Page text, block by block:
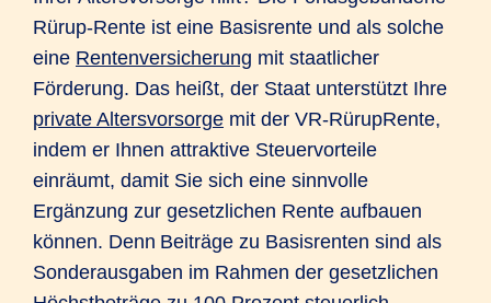
Rürup-Rente ist eine Basisrente und als solche
eine Rentenversicherung mit staatlicher
Förderung. Das heißt, der Staat unterstützt Ihre
private Altersvorsorge mit der VR-RürupRente,
indem er Ihnen attraktive Steuervorteile
einräumt, damit Sie sich eine sinnvolle
Ergänzung zur gesetzlichen Rente aufbauen
können. Denn Beiträge zu Basisrenten sind als
Sonderausgaben im Rahmen der gesetzlichen